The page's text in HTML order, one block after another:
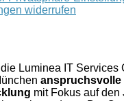
widerrufen
Luminea IT Services
anspruchsvolle
mit Fokus auf den